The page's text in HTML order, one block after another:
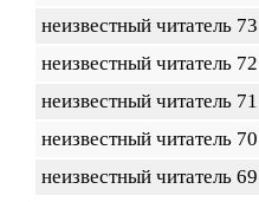
неизвестный читатель 73
неизвестный читатель 72
неизвестный читатель 71
неизвестный читатель 70
неизвестный читатель 69